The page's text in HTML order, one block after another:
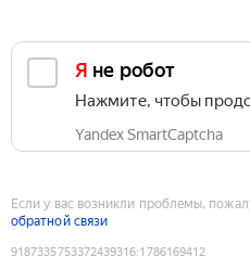
Я не робот
Нажмите, чтобы
Yandex SmartCaptcha
Если у вас возникли проблемы,
обратной связи
9187335753372439316:1786169412